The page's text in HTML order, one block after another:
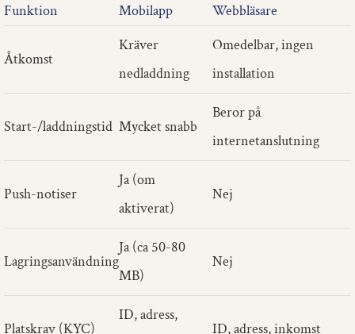
Funktion
Mobilapp Webbläsare
Åtkomst
Kräver
nedladdning
Omedelbar, ingen
installation
Start-/laddningstid Mycket snabb
Beror på
internetanslutning
Push-notiser
Ja (om
aktiverat)
Nej
Lagringsanvändning
Ja (ca 50-80
MB)
Nej
Platskrav (KYC)
ID, adress,
ID, adress, inkomst